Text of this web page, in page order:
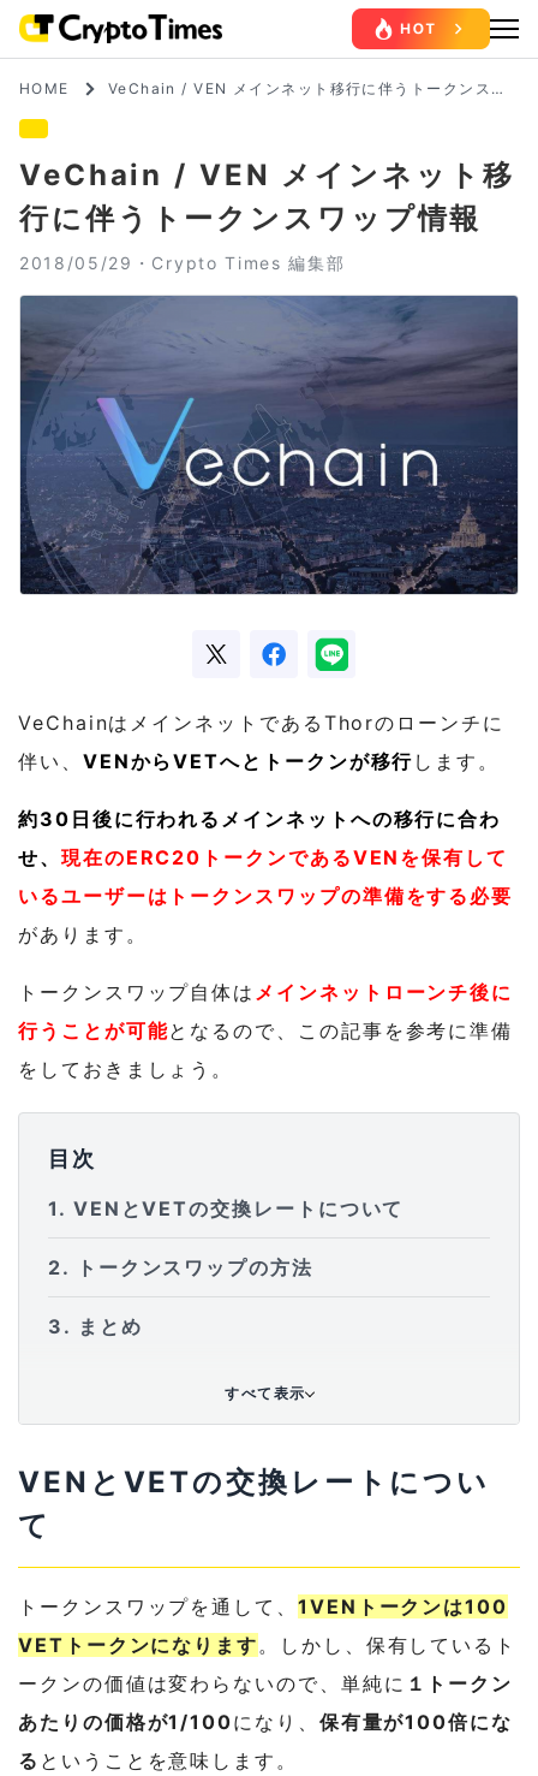
HOME
VeChain / VEN メインネット移行に伴うトークンスワ
VeChain / VEN メインネット移
行に伴うトークンスワップ情報
2018/05/29・ Crypto Times 編集部
VeChainはメインネットであるThorのローンチに
伴い、 VENからVETへとトークンが移行 します。
約30日後に行われるメインネットへの移行に合わ
せ、 現在のERC20トークンであるVENを保有して
いるユーザーはトークンスワップの準備をする必要
があります。
トークンスワップ自体は メインネットローンチ後に
行うことが可能となるので、この記事を参考に準備
をしておきましょう。
目次
1 VENとVETの交換レートについて
2 トークンスワップの方法
3 まとめ
すべて表示
VENとVETの交換レートについ
て
トークンスワップを通して、 1VENトークンは100
VETトークンになります。しかし、保有しているト
ークンの価値は変わらないので、単純に １トークン
あたりの価格が1/100になり、 保有量が100倍にな
る ということを意味します。